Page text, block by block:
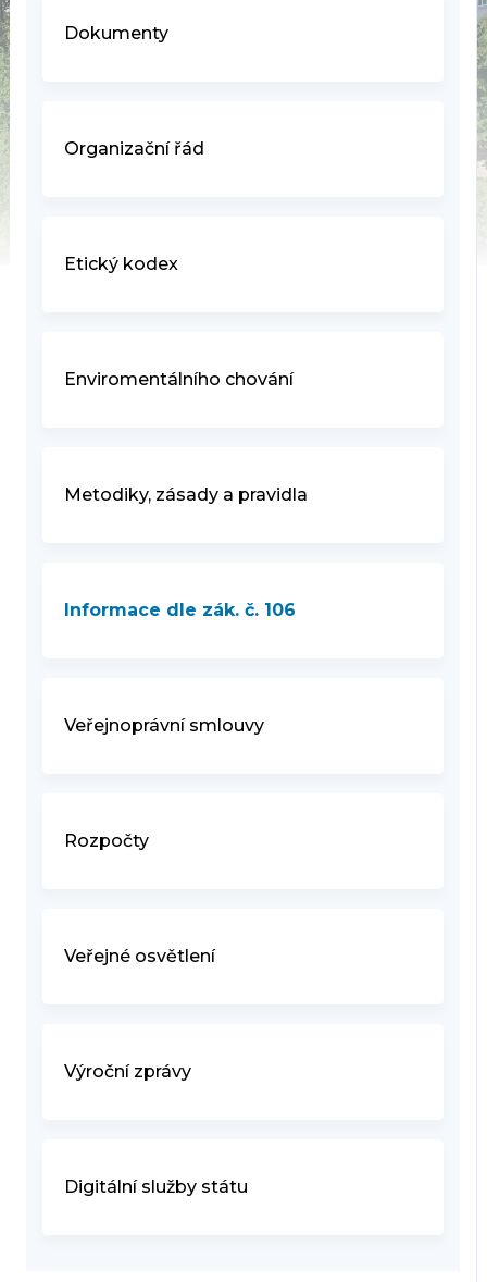
Dokumenty
Organizační řád
Etický kodex
Enviromentálního chování
Metodiky, zásady a pravidla
Informace dle zák. č. 106
Veřejnoprávní smlouvy
Rozpočty
Veřejné osvětlení
Výroční zprávy
Digitální služby státu